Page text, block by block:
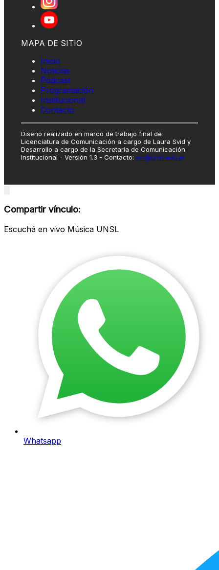
MAPA DE SITIO
Inicio
Noticias
Pódcast
Programación
Institucional
Contacto
Diseño realizado en marco de trabajo final de
Licenciatura de Comunicación a cargo de Laura Svid y
Desarrollo a cargo de la Secretaría de Comunicación
Institucional - Versión 1.3 - Contacto: sci@unsl.edu.ar
modal
Compartir vínculo:
Escuchá en vivo Música UNSL
Whatsapp